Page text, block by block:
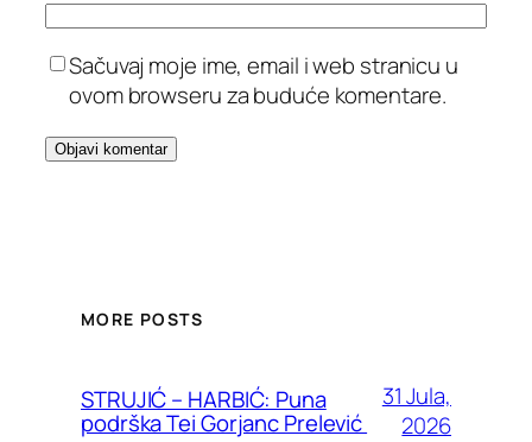
Sačuvaj moje ime, email i web stranicu u
ovom browseru za buduće komentare.
MORE POSTS
STRUJIĆ – HARBIĆ: Puna
podrška Tei Gorjanc Prelević
31 Jula,
2026